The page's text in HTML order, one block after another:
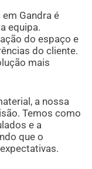
Gandra é
equipa.
do espaço e
do cliente.
mais
a nossa
Temos como
e a
que o